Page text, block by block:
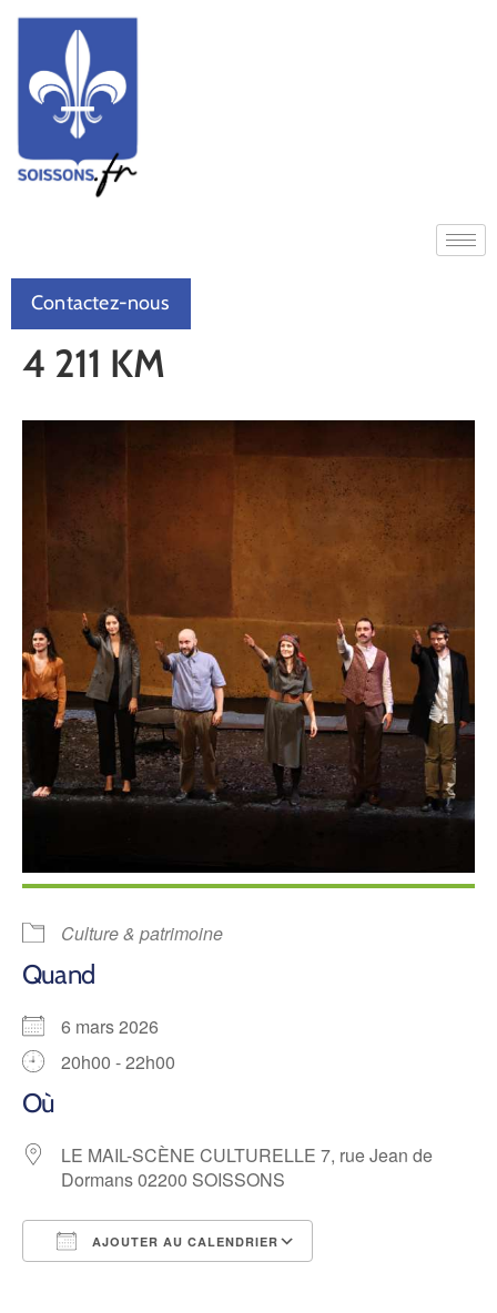
Contactez-nous
4 211 KM
Culture & patrimoine
Quand
6 mars 2026
20h00 - 22h00
Où
LE MAIL-SCÈNE CULTURELLE 7, rue Jean de
Dormans 02200 SOISSONS
AJOUTER AU CALENDRIER